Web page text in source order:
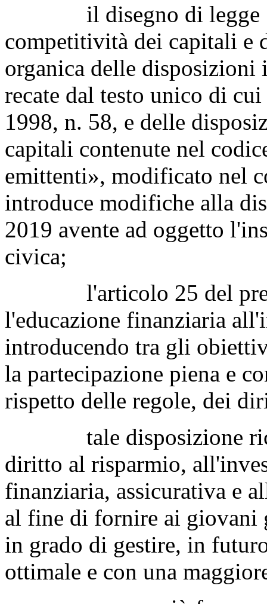
il disegno di legge
competitività dei capitali e
organica delle
recate dal testo unico di
1998, n. 58, e delle
capitali contenute nel
emittenti», modificato nel
introduce modifiche alla
2019 avente ad oggetto
civica;
l'articolo 25 del
l'educazione finanziaria
introducendo tra gli
la partecipazione piena e
rispetto delle regole, dei
tale disposizione
diritto al risparmio,
finanziaria, assicurativa e
al fine di fornire ai
in grado di gestire, in
ottimale e con una